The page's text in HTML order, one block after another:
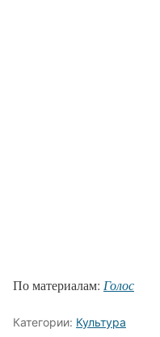
По материалам: Голос
Категории: Культура